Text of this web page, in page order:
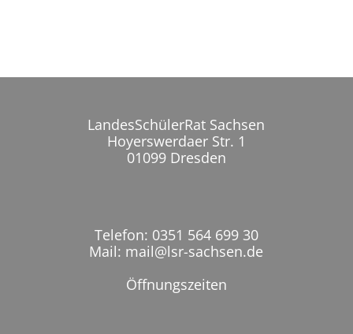
LandesSchülerRat Sachsen
Hoyerswerdaer Str. 1
01099 Dresden
Telefon: 0351 564 699 30
Mail: mail@lsr-sachsen.de
Öffnungszeiten